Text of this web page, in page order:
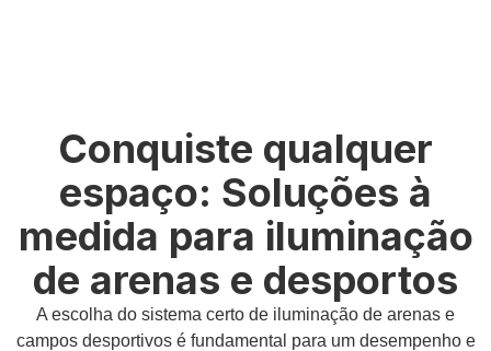
Conquiste qualquer
espaço: Soluções à
medida para iluminação
de arenas e desportos
A escolha do sistema certo de iluminação de arenas e
campos desportivos é fundamental para um desempenho e